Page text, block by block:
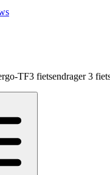
TF3 fietsendrager 3